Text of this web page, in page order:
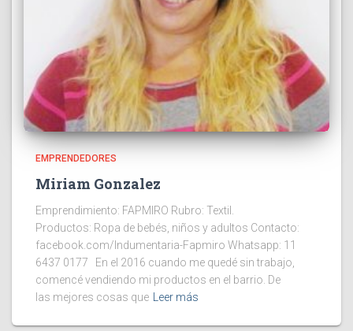
EMPRENDEDORES
Miriam Gonzalez
Emprendimiento: FAPMIRO Rubro: Textil.
Productos: Ropa de bebés, niños y adultos Contacto:
facebook.com/Indumentaria-Fapmiro Whatsapp: 11
6437 0177 En el 2016 cuando me quedé sin trabajo,
comencé vendiendo mi productos en el barrio. De
las mejores cosas que
Leer más